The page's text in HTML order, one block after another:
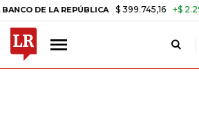
LA REPÚBLICA $ 399.745,16 +$ 2.295,71